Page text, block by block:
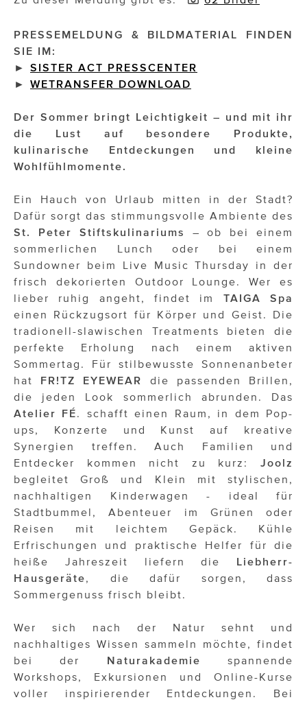
JOHANN STRAUSS – NEW DIMENSIONS
JOOLZ
JUWELIER WAGNER
Magenta Telekom
Merz Aesthetics
NEVER AGE NUTRITION
Nina Kraft – Kraft Media Minds
NORMAL
rot weiss rosé
OTTO AM DONAUKANAL
sehen!wutscher
SISTER ACT
Solid & Bold
Susanne Wuest
The Budims
TOG Studio
Upside Down Town Hotel – Neue Post
VieSFF – Vienna Spanish Film Festival
PRESS CONTACT
PRESSEMELDUNG & BILDMATERIAL FINDEN
SIE IM:
► SISTER ACT PRESSCENTER
► WETRANSFER DOWNLOAD
Der Sommer bringt Leichtigkeit – und mit ihr
die Lust auf besondere Produkte,
kulinarische Entdeckungen und kleine
Wohlfühlmomente.
Ein Hauch von Urlaub mitten in der Stadt?
Dafür sorgt das stimmungsvolle Ambiente des
St. Peter Stiftskulinariums
– ob bei einem
sommerlichen Lunch oder bei einem
Sundowner beim Live Music Thursday in der
frisch dekorierten Outdoor Lounge. Wer es
lieber ruhig angeht, findet im TAIGA Spa
einen Rückzugsort für Körper und Geist. Die
tradionell-slawischen Treatments bieten die
perfekte Erholung nach einem aktiven
Sommertag. Für stilbewusste Sonnenanbeter
hat FR!TZ EYEWEAR
die passenden Brillen,
die jeden Look sommerlich abrunden. Das
Atelier FÉ. schafft einen Raum, in dem Pop-
ups, Konzerte und Kunst auf kreative
Synergien treffen. Auch Familien und
Entdecker kommen nicht zu kurz: Joolz
begleitet Groß und Klein mit stylischen,
nachhaltigen Kinderwagen - ideal für
Stadtbummel, Abenteuer im Grünen oder
Reisen mit leichtem Gepäck. Kühle
Erfrischungen und praktische Helfer für die
heiße Jahreszeit liefern die Liebherr-
Hausgeräte, die dafür sorgen, dass
Sommergenuss frisch bleibt.
Wer sich nach der Natur sehnt und
nachhaltiges Wissen sammeln möchte, findet
bei der Naturakademie spannende
Workshops, Exkursionen und Online-Kurse
voller inspirierender Entdeckungen. Bei